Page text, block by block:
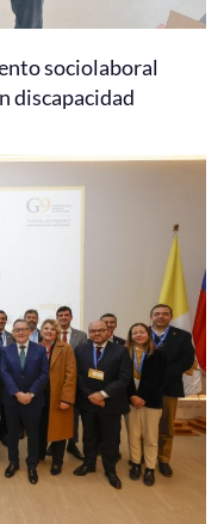
sociolaboral
discapacidad